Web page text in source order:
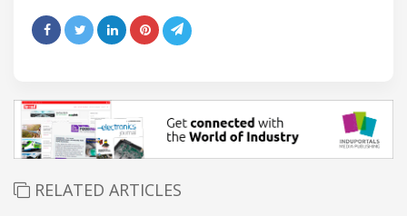
RELATED ARTICLES